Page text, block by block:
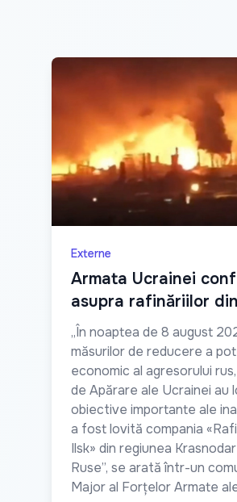
Externe
Armata Ucrainei
asupra rafinăriilor
„În noaptea de 8 august
măsurilor de reducere a
economic al agresorului
de Apărare ale Ucrainei au
obiective importante ale
a fost lovită compania
Ilsk» din regiunea
Ruse”, se arată într-un
Major al Forțelor Armate